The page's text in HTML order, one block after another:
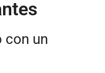
con un